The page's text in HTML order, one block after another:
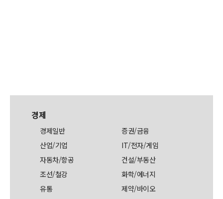
경제
경제일반
증권/금융
산업/기업
IT/전자/게임
자동차/항공
건설/부동산
조선/철강
화학/에너지
유통
제약/바이오